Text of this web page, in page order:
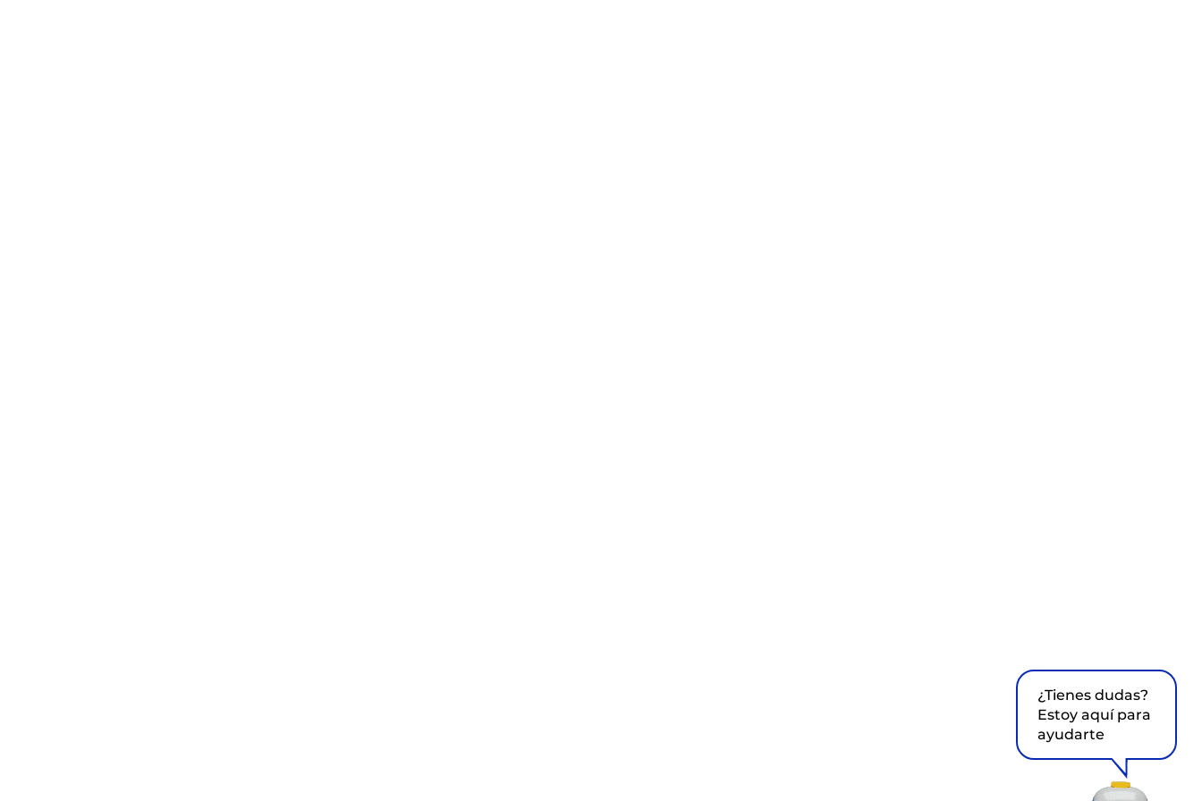
¿Tienes dudas?
Estoy aquí para
ayudarte